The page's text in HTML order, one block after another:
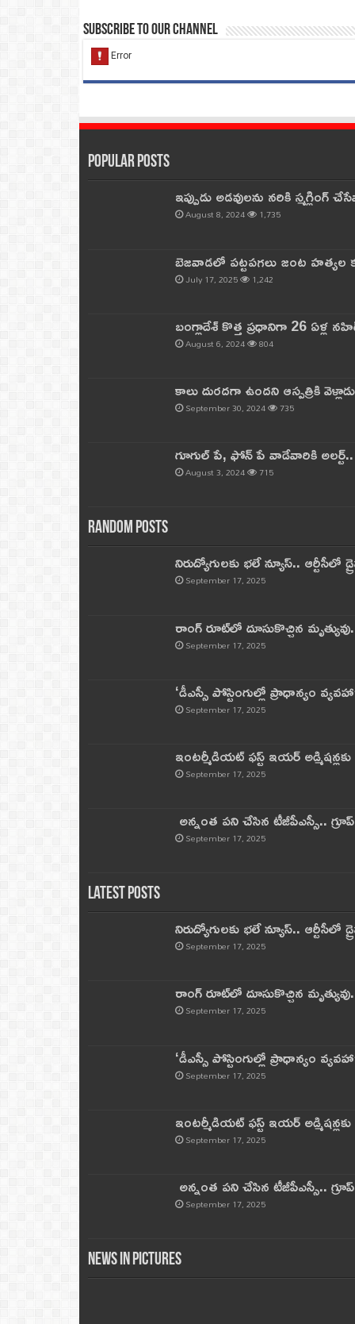
Subscribe to our Channel
Popular Posts
ఇప్పుడు అడవులను నరికి
August 8, 2024 1,735
బెజవాడలో పట్టపగలు జంట
July 17, 2025 1,242
బంగ్లాదేశ్ కొత్త ప్రధానిగా 26 ఏళ్ల
August 6, 2024 804
కాలు దురదగా ఉందని ఆస్పత్రికి
September 30, 2024 735
గూగుల్ పే, ఫోన్ పే వాడేవారికి
August 3, 2024 715
Random Posts
నిరుద్యోగులకు భలే న్యూస్.. ఆర్టీసీలో
September 17, 2025
రాంగ్ రూట్‌లో దూసుకొచ్చిన
September 17, 2025
‘డీఎస్సీ పోస్టింగుల్లో ప్రాధాన్యం
September 17, 2025
ఇంటర్మీడియట్ ఫస్ట్‌ ఇయర్‌
September 17, 2025
అన్నంత పని చేసిన టీజీపీఎస్సీ..
September 17, 2025
Latest Posts
నిరుద్యోగులకు భలే న్యూస్.. ఆర్టీసీలో
September 17, 2025
రాంగ్ రూట్‌లో దూసుకొచ్చిన
September 17, 2025
‘డీఎస్సీ పోస్టింగుల్లో ప్రాధాన్యం
September 17, 2025
ఇంటర్మీడియట్ ఫస్ట్‌ ఇయర్‌
September 17, 2025
అన్నంత పని చేసిన టీజీపీఎస్సీ..
September 17, 2025
News in Pictures